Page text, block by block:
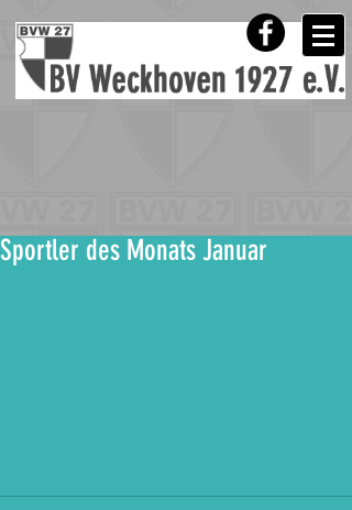
Sportler des Monats Januar